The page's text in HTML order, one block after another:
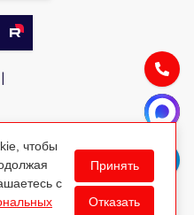
чтобы
с
Принять
Отказать
данных|
данных